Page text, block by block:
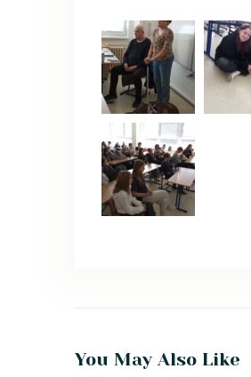
You May Also Like